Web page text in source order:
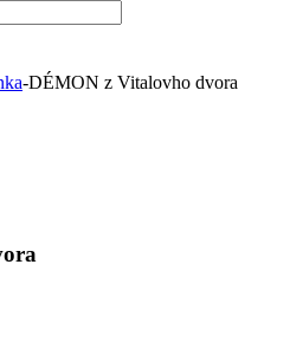
-DÉMON z Vitalovho dvora